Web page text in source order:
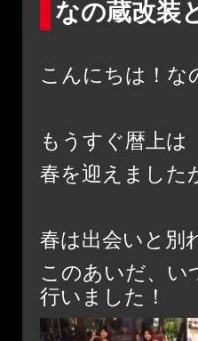
なの蔵改装
こんにちは！な
もうすぐ暦上は
春を迎えました
春は出会いと別
このあいだ、い
行いました！